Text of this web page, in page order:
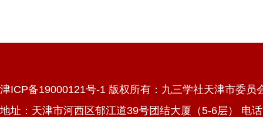
津ICP备19000121号-1 版权所有：九三学社天津市委员
地址：天津市河西区郁江道39号团结大厦（5-6层） 电